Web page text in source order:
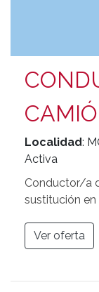
Localidad:
Activa
Conductor/a
sustitución en
Ver oferta